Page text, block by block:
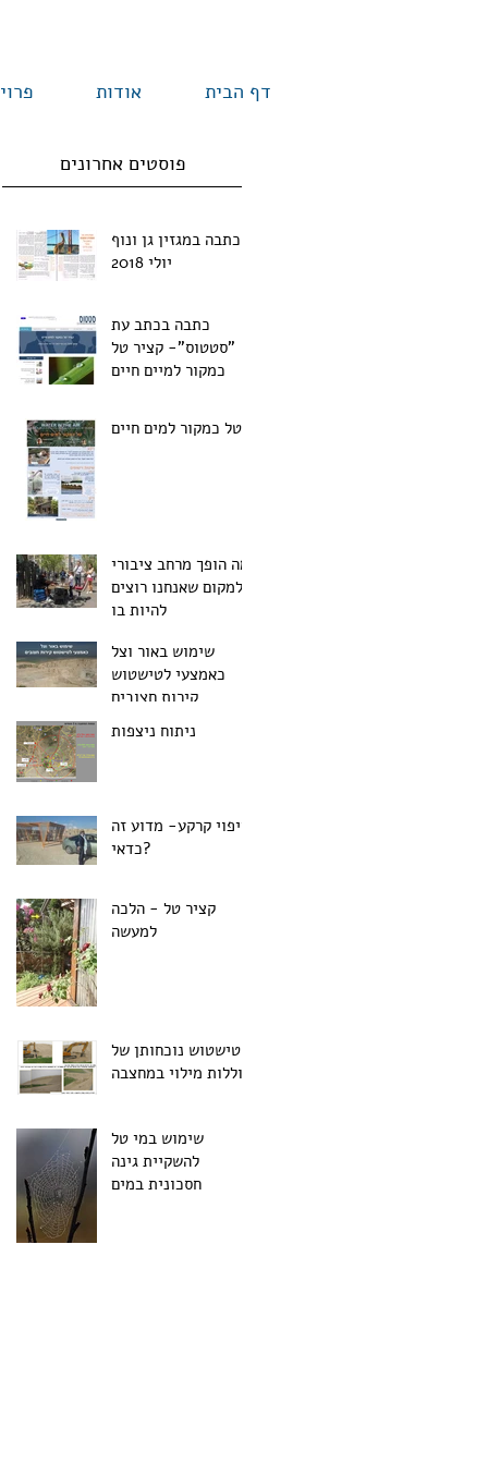
דף הבית אודות
פוסטים אחרונים
כתבה במגזין גן ונוף
יולי 2018
כתבה בכתב עת
"סטטוס"- קציר טל
כמקור למיים חיים
טל כמקור למים חיים
מה הופך מרחב ציבורי
למקום שאנחנו רוצים
להיות בו
שימוש באור וצל
כאמצעי לטישטוש
קירות חצובים
ניתוח ניצפות
חיפוי קרקע- מדוע זה
כדאי?
קציר טל - הלכה
למעשה
טישטוש נוכחותן של
סוללות מילוי במחצבה
שימוש במי טל
להשקיית גינה
חסכונית במים